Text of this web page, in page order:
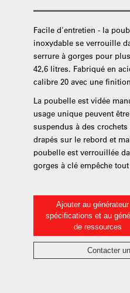
Facile d'entretien - la
inoxydable se verrouille
serrure à gorges pour
42,6 litres. Fabriqué en
calibre 20 avec une
La poubelle est vidée
usage unique peuvent
suspendus à des
drapés sur le rebord et
poubelle est verrouillée
gorges à clé empêche
Ajouter au
spécifications et au
de ressources
Contacter